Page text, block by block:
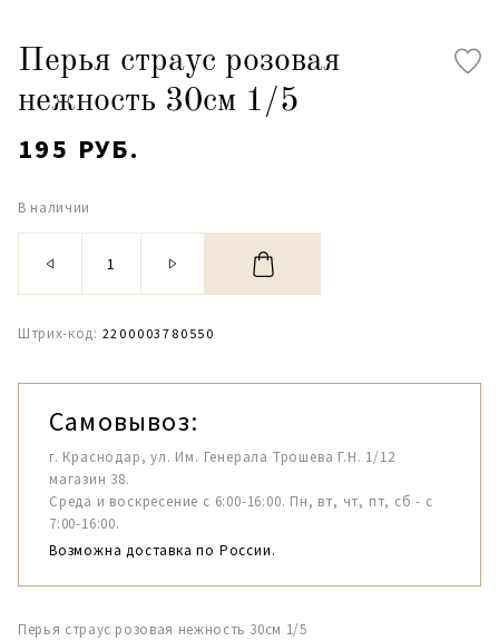
Перья страус розовая
нежность 30см 1/5
195 РУБ.
В наличии
Штрих-код: 2200003780550
Самовывоз:
г. Краснодар, ул. Им. Генерала Трошева Г.Н. 1/12
магазин 38.
Среда и воскресение с 6:00-16:00. Пн, вт, чт, пт, сб - с
7:00-16:00.
Возможна доставка по России.
Перья страус розовая нежность 30см 1/5